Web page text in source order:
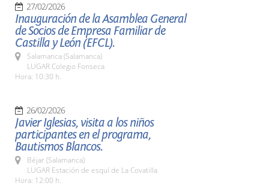
27/02/2026
Inauguración de la Asamblea General
de Socios de Empresa Familiar de
Castilla y León (EFCL).
Salamanca (Salamanca)
LUGAR Colegio Fonseca
Hora: 10:30 h.
26/02/2026
Javier Iglesias, visita a los niños
participantes en el programa,
Bautismos Blancos.
Béjar (Salamanca)
LUGAR Estación de esquí de La Covatilla
Hora: 12:00 h.